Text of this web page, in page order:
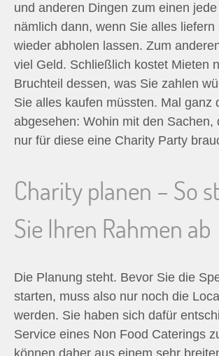
und anderen Dingen zum einen
nämlich dann, wenn Sie alles
wieder abholen lassen. Zum
viel Geld. Schließlich kostet Mieten
Bruchteil dessen, was Sie zahlen
Sie alles kaufen müssten. Mal ganz
abgesehen: Wohin mit den Sachen,
nur für diese eine Charity Party
Charity planen – So
Sie Ihren Rahmen ab
Die Planung steht. Bevor Sie die
starten, muss also nur noch die
werden. Sie haben sich dafür
Service eines Non Food Caterings
können daher aus einem sehr